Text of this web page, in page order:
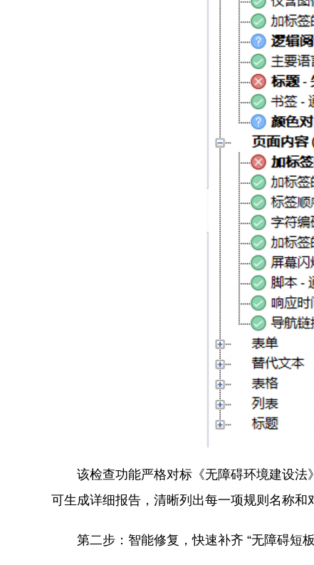
该检查功能严格对标《无障碍环境建设
可生成详细报告，清晰列出每一项规则名称和
第二步：智能修复，快速补齐 “无障碍短